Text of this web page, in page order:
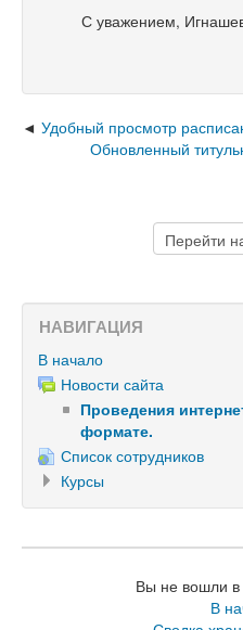
С уважением,
Удобный просмотр
Обновленный
Перейти
на...
НАВИГАЦИЯ
В начало
Новости сайта
Проведения
формате.
Список сотрудников
Курсы
Вы не вошли в
В